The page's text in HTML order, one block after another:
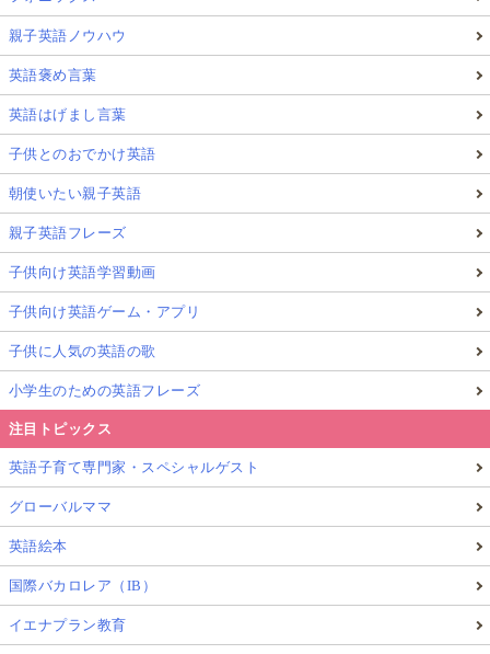
▲英検でマークシートに慣れて、今後の上位級や様々なテストに
慣れる事ができるメリットあり。
マークシート形式
時間配分
音声を聞いて答える形式
など、学校テストと違う点が多いのが英検です。
早めに経験しておくと、次の級（4級・3級）でも落ち
着いて取り組みやすくなります。
親子英語ノウハウ
英語褒め言葉
英語はげまし言葉
子供とのおでかけ英語
朝使いたい親子英語
親子英語フレーズ
子供向け英語学習動画
子供向け英語ゲーム・アプリ
子供に人気の英語の歌
小学生のための英語フレーズ
注目トピックス
英語子育て専門家・スペシャルゲスト
グローバルママ
英語絵本
国際バカロレア（IB）
イエナプラン教育